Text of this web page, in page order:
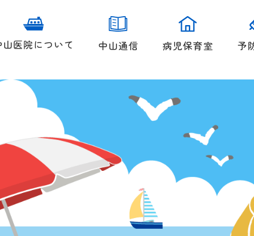
山医院について 中山通信 病児保育室 予